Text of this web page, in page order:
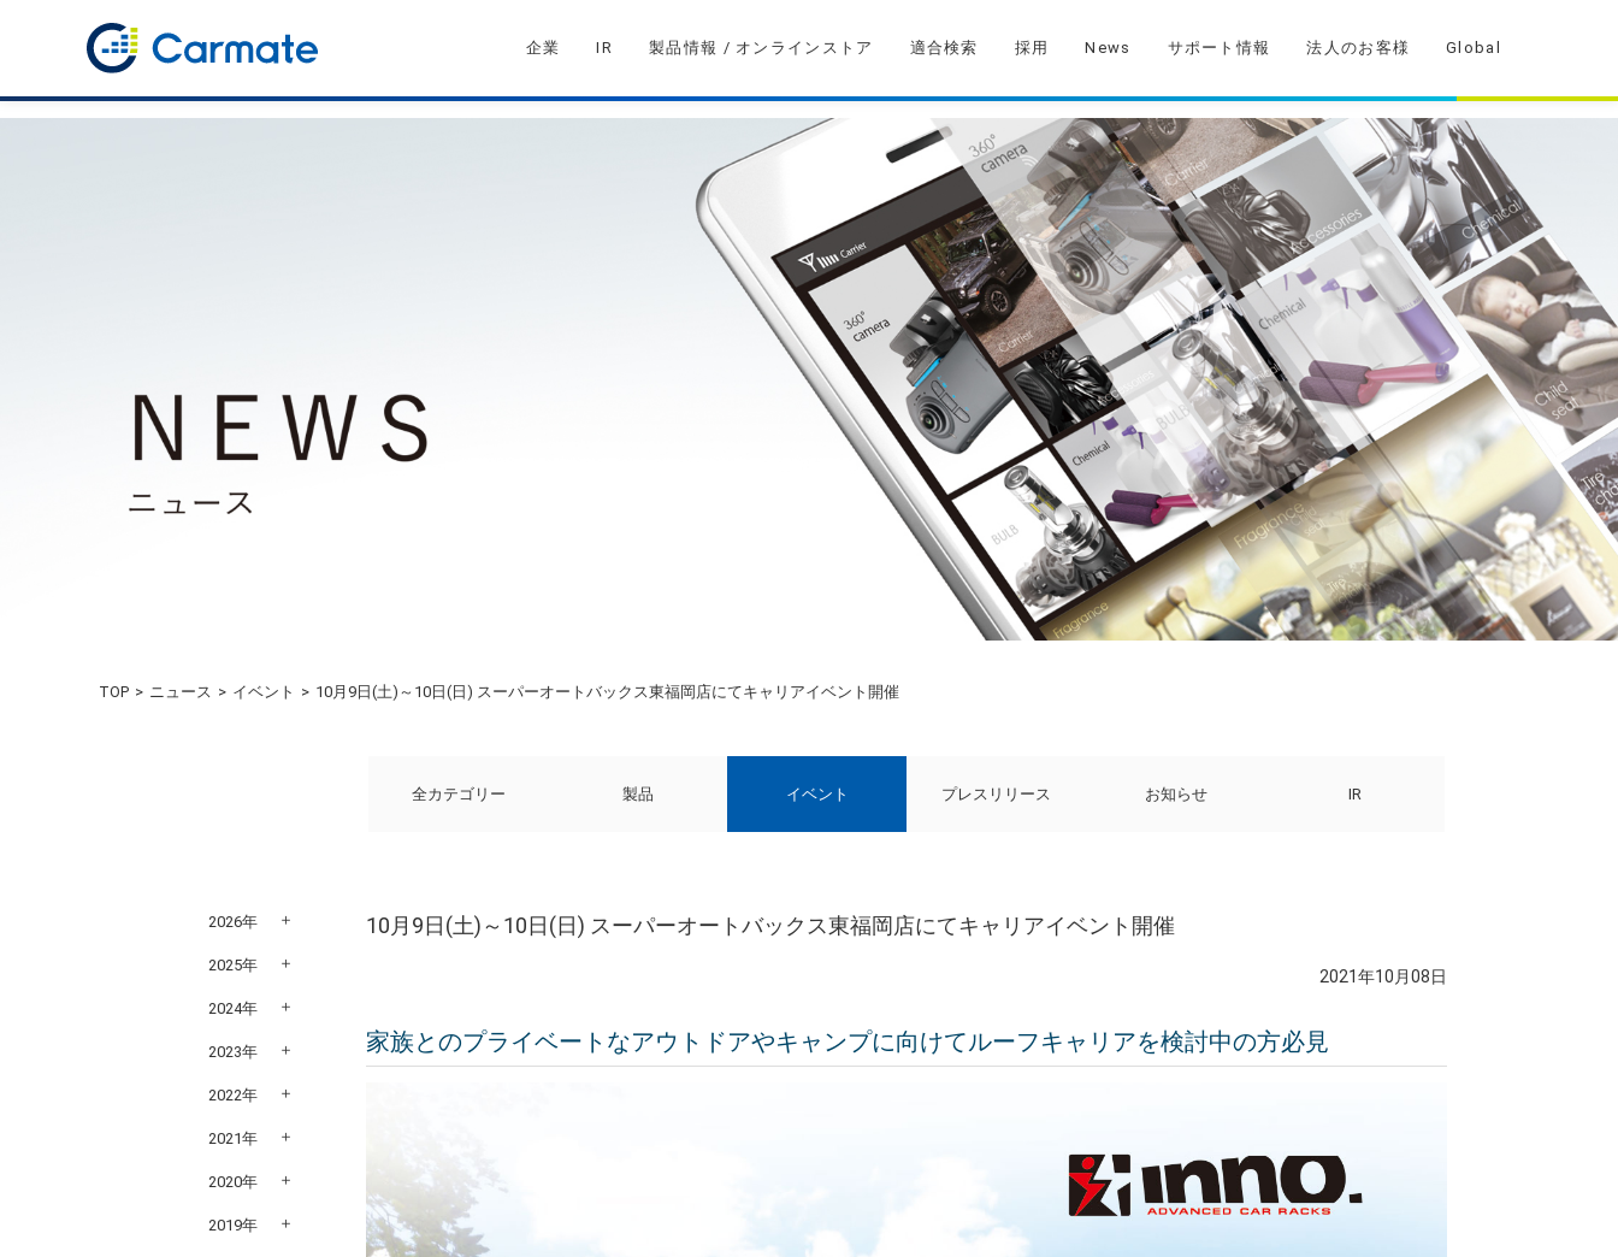
企業 IR 製品情報 / オンラインストア 適合検索 採用 News サポート情報 法人のお客様 Global
TOP ニュース イベント 10月9日(土)～10日(日) スーパーオートバックス東福岡店にてキャリアイベント開催
全カテゴリー 製品 イベント プレスリリース お知らせ IR
10月9日(土)～10日(日) スーパーオートバックス東福岡店にてキャリアイベント開催
2021年10月08日
家族とのプライベートなアウトドアやキャンプに向けてルーフキャリアを検討中の方必見
2026年
2025年
2024年
2023年
2022年
2021年
2020年
2019年